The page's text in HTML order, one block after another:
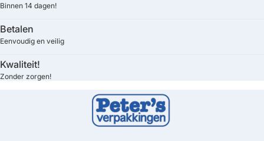
Binnen 14 dagen!
Betalen
Eenvoudig en veilig
Kwaliteit!
Zonder zorgen!